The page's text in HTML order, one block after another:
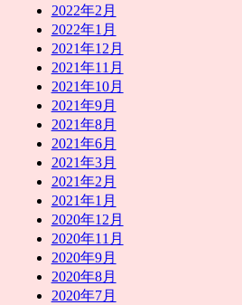
2022年2月
2022年1月
2021年12月
2021年11月
2021年10月
2021年9月
2021年8月
2021年6月
2021年3月
2021年2月
2021年1月
2020年12月
2020年11月
2020年9月
2020年8月
2020年7月